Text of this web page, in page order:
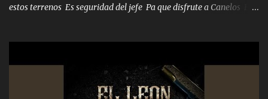
estos terrenos Es seguridad del jefe Pa que disfrute a Canelos Es
ni tampoco las mujeres porque es platica de grandes por eso hay
que estar alegres doy las instrucciones para atender los deberes
Música Si es que salta algún problema de confianza tengo gente